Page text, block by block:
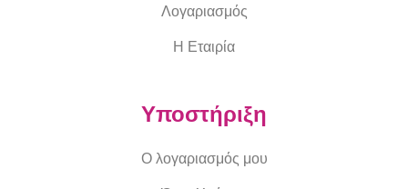
Λογαριασμός
Η Εταιρία
Υποστήριξη
Ο λογαριασμός μου